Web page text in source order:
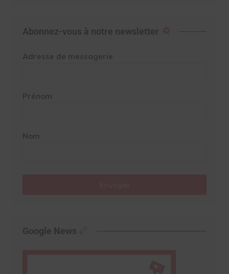
Abonnez-vous à notre newsletter
Adresse de messagerie
Prénom
Nom
Google News